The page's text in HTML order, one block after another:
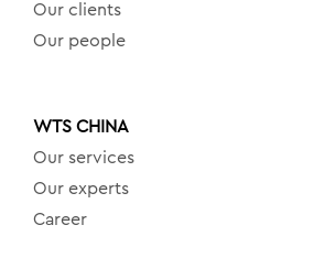
Our clients
Our people
WTS CHINA
Our services
Our experts
Career